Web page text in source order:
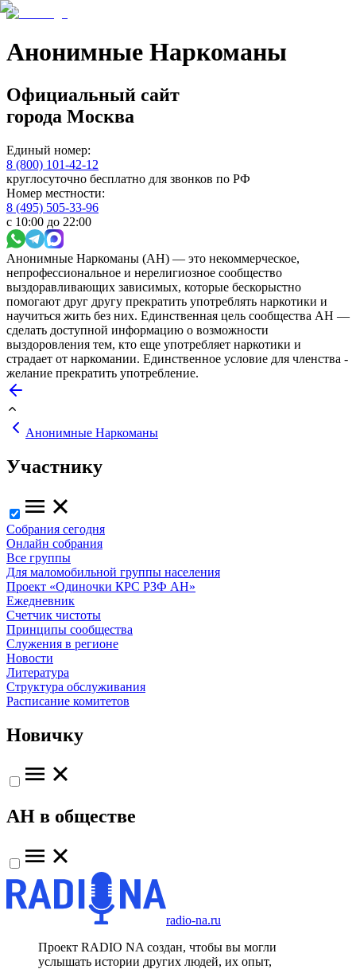
Анонимные Наркоманы
Официальный сайт
города Москва
Единый номер:
8 (800) 101-42-12
круглосуточно бесплатно для звонков по РФ
Номер местности:
8 (495) 505-33-96
с 10:00 до 22:00
Анонимные Наркоманы (АН) — это некоммерческое,
непрофессиональное и нерелигиозное сообщество
выздоравливающих зависимых, которые бескорыстно
помогают друг другу прекратить употреблять наркотики и
научиться жить без них. Единственная цель сообщества АН —
сделать доступной информацию о возможности
выздоровления тем, кто еще употребляет наркотики и
страдает от наркомании. Единственное условие для членства -
желание прекратить употребление.
Анонимные Наркоманы
Участнику
Собрания сегодня
Онлайн собрания
Все группы
Для маломобильной группы населения
Проект «Одиночки КРС РЗФ АН»
Ежедневник
Счетчик чистоты
Принципы сообщества
Служения в регионе
Новости
Литература
Структура обслуживания
Расписание комитетов
Новичку
АН в обществе
radio-na.ru
Проект RADIO NA создан, чтобы вы могли
услышать истории других людей, их опыт,